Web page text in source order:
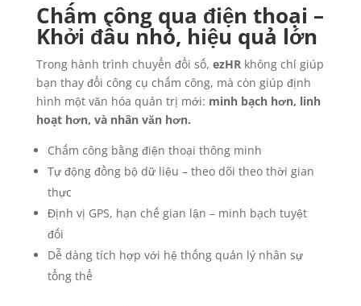
Chấm công qua điện thoại –
Khởi đầu nhỏ, hiệu quả lớn
Trong hành trình chuyển đổi số, ezHRkhông chỉ giúp
bạn thay đổi công cụ chấm công, mà còn giúp định
hình một văn hóa quản trị mới: minh bạch hơn, linh
hoạt hơn, và nhân văn hơn.
Chấm công bằng điện thoại thông minh
Tự động đồng bộ dữ liệu – theo dõi theo thời gian
thực
Định vị GPS, hạn chế gian lận – minh bạch tuyệt
đối
Dễ dàng tích hợp với hệ thống quản lý nhân sự
tổng thể